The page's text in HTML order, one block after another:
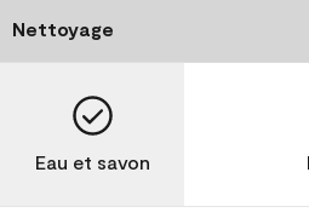
Nettoyage
Eau et savon